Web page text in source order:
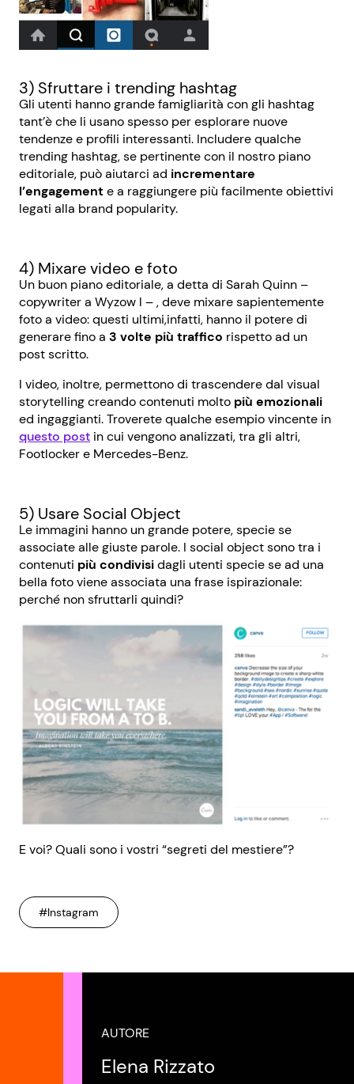
3) Sfruttare i trending hashtag
Gli utenti hanno grande famigliarità con gli hashtag
tant’è che li usano spesso per esplorare nuove
tendenze e profili interessanti. Includere qualche
trending hashtag, se pertinente con il nostro piano
editoriale, può aiutarci ad incrementare
l’engagement e a raggiungere più facilmente obiettivi
legati alla brand popularity.
4) Mixare video e foto
Un buon piano editoriale, a detta di Sarah Quinn –
copywriter a Wyzow l – , deve mixare sapientemente
foto a video: questi ultimi,infatti, hanno il potere di
generare fino a 3 volte più traffico rispetto ad un
post scritto.
I video, inoltre, permettono di trascendere dal visual
storytelling creando contenuti molto più emozionali
ed ingaggianti. Troverete qualche esempio vincente in
questo post in cui vengono analizzati, tra gli altri,
Footlocker e Mercedes-Benz.
5) Usare Social Object
Le immagini hanno un grande potere, specie se
associate alle giuste parole. I social object sono tra i
contenuti più condivisidagli utenti specie se ad una
bella foto viene associata una frase ispirazionale:
perché non sfruttarli quindi?
E voi? Quali sono i vostri “segreti del mestiere”?
#Instagram
AUTORE
Elena Rizzato